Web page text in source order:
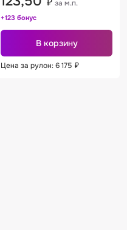
за м.п.
+123 бонус
В корзину
Цена за рулон: 6 175 ₽